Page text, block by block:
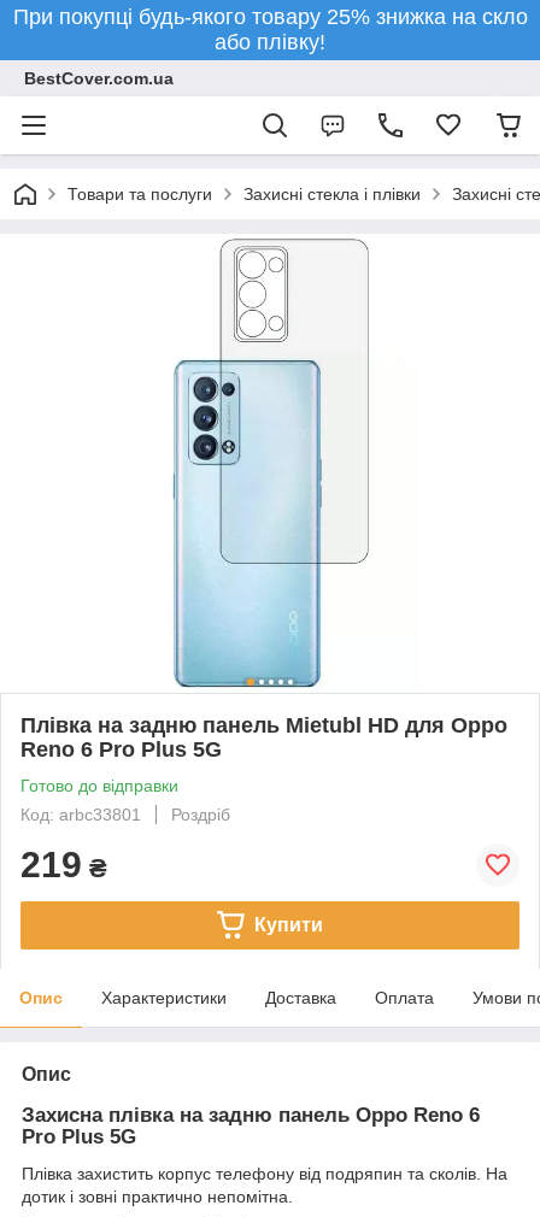
При покупці будь-якого товару 25% знижка на скло
або плівку!
BestCover.com.ua
Товари та послуги Захисні стекла і плівки Захисні
Плівка на задню панель Mietubl HD для Oppo
Reno 6 Pro Plus 5G
Готово до відправки
Код: arbc33801
Роздріб
219 ₴
Купити
Опис Характеристики Доставка Оплата Умови
Опис
Захисна плівка на задню панель Oppo Reno 6
Pro Plus 5G
Плівка захистить корпус телефону від подряпин та сколів. На
дотик і зовні практично непомітна.